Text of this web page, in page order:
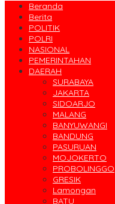
Beranda
Berita
POLITIK
POLRI
NASIONAL
PEMERINTAHAN
DAERAH
SURABAYA
JAKARTA
SIDOARJO
MALANG
BANYUWANGI
BANDUNG
PASURUAN
MOJOKERTO
PROBOLINGGO
GRESIK
Lamongan
BATU